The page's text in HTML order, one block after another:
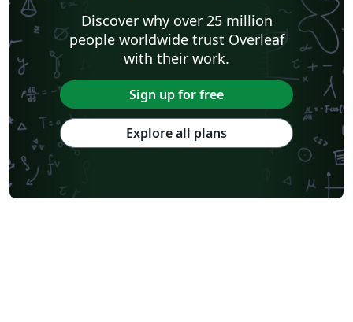
Discover why over 25 million
people worldwide trust Overleaf
with their work.
Sign up for free
Explore all plans